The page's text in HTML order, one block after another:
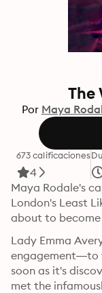
The
Por Maya
673 calificaciones
4
Maya Rodale's
London's Least
about to
Lady Emma
engagement—to
soon as it's
met the